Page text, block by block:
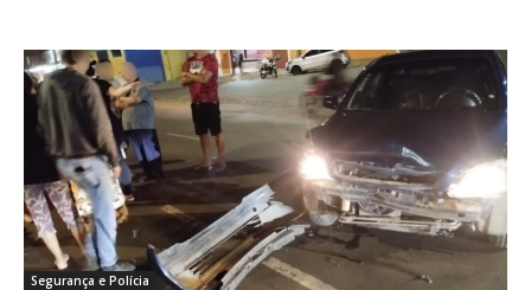
Segurança e Polícia